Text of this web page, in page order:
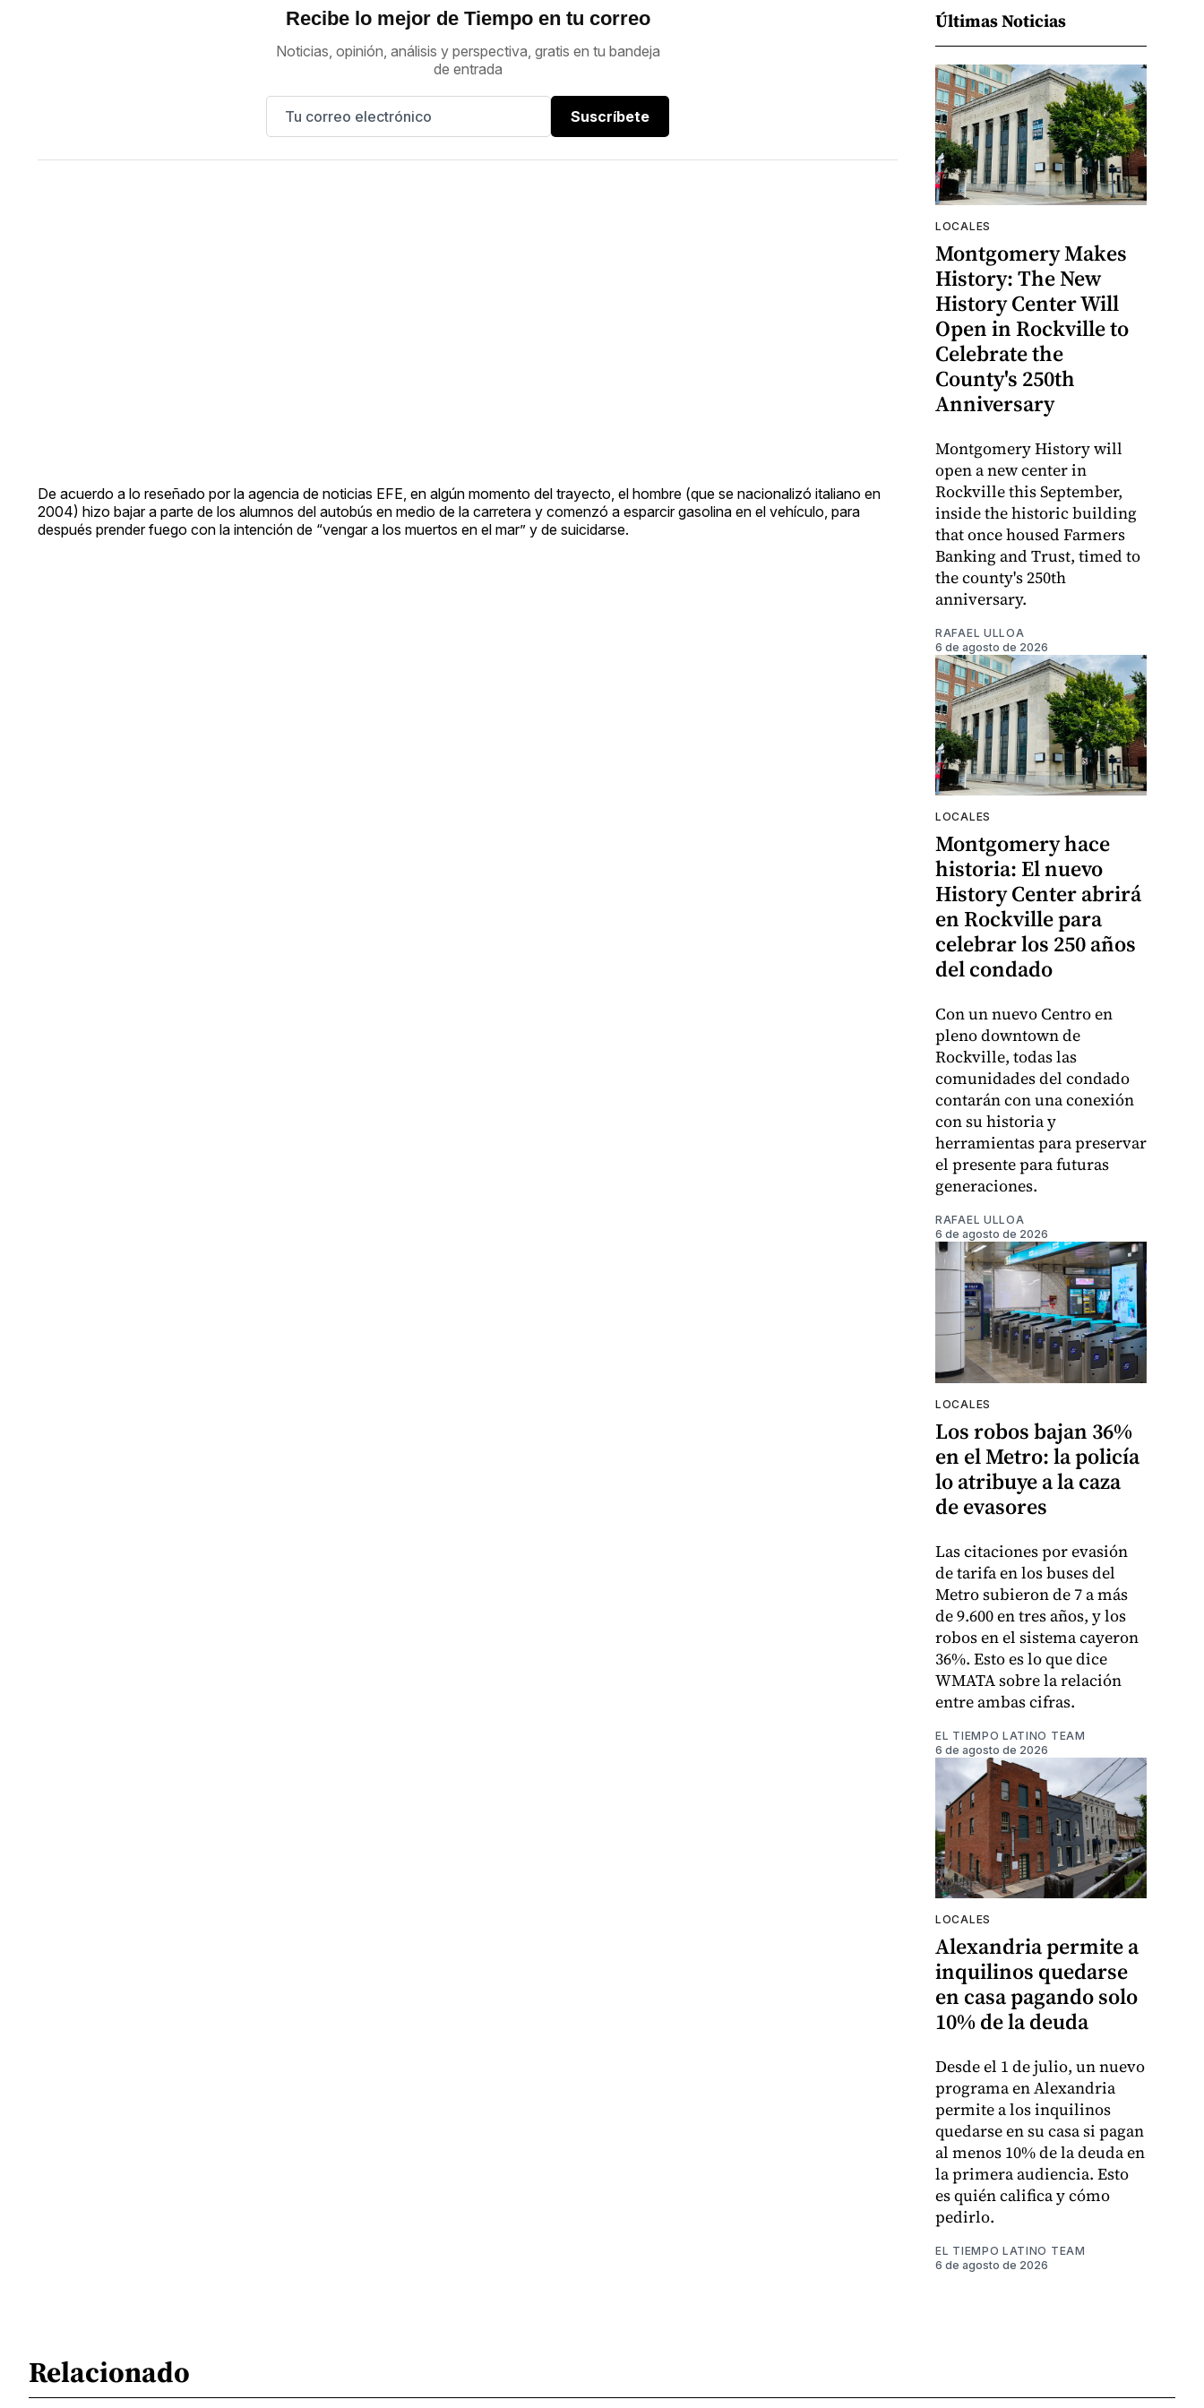
Recibe lo mejor de Tiempo en tu correo
Noticias, opinión, análisis y perspectiva, gratis en tu bandeja
de entrada
Suscríbete
De acuerdo a lo reseñado por la agencia de noticias EFE, en algún momento del trayecto, el hombre (que se nacionalizó italiano en
2004) hizo bajar a parte de los alumnos del autobús en medio de la carretera y comenzó a esparcir gasolina en el vehículo, para
después prender fuego con la intención de “vengar a los muertos en el mar” y de suicidarse.
Últimas Noticias
LOCALES
Montgomery Makes
History: The New
History Center Will
Open in Rockville to
Celebrate the
County's 250th
Anniversary
Montgomery History will
open a new center in
Rockville this September,
inside the historic building
that once housed Farmers
Banking and Trust, timed to
the county's 250th
anniversary.
RAFAEL ULLOA
6 de agosto de 2026
LOCALES
Montgomery hace
historia: El nuevo
History Center abrirá
en Rockville para
celebrar los 250 años
del condado
Con un nuevo Centro en
pleno downtown de
Rockville, todas las
comunidades del condado
contarán con una conexión
con su historia y
herramientas para preservar
el presente para futuras
generaciones.
RAFAEL ULLOA
6 de agosto de 2026
LOCALES
Los robos bajan 36%
en el Metro: la policía
lo atribuye a la caza
de evasores
Las citaciones por evasión
de tarifa en los buses del
Metro subieron de 7 a más
de 9.600 en tres años, y los
robos en el sistema cayeron
36%. Esto es lo que dice
WMATA sobre la relación
entre ambas cifras.
EL TIEMPO LATINO TEAM
6 de agosto de 2026
LOCALES
Alexandria permite a
inquilinos quedarse
en casa pagando solo
10% de la deuda
Desde el 1 de julio, un nuevo
programa en Alexandria
permite a los inquilinos
quedarse en su casa si pagan
al menos 10% de la deuda en
la primera audiencia. Esto
es quién califica y cómo
pedirlo.
EL TIEMPO LATINO TEAM
6 de agosto de 2026
Relacionado